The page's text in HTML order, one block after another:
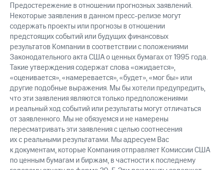
Предостережение в отношении прогнозных заявлений.
Некоторые заявления в данном пресс-релизе могут
содержать проекты или прогнозы в отношении
предстоящих событий или будущих финансовых
результатов Компании в соответствии с положениями
Законодательного акта США о ценных бумагах от 1995 года.
Такие утверждения содержат слова «ожидается»,
«оценивается», «намеревается», «будет», «мог бы» или
другие подобные выражения. Мы бы хотели предупредить,
что эти заявления являются только предположениями
и реальный ход событий или результаты могут отличаться
от заявленного. Мы не обязуемся и не намерены
пересматривать эти заявления с целью соотнесения
их с реальными результатами. Мы адресуем Вас
к документам, которые Компания отправляет Комиссии США
по ценным бумагам и биржам, в частности к последнему